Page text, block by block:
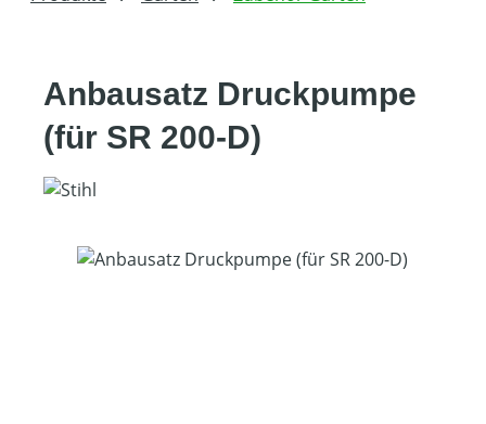
Anbausatz Druckpumpe
(für SR 200-D)
Bildergalerie überspringen